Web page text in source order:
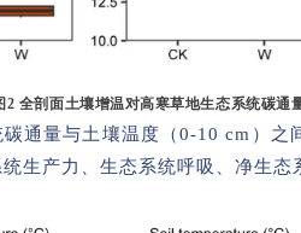
2 全剖面土壤增温对高寒草地生态系统碳通
通量与土壤温度（0-10 cm）之
生产力、生态系统呼吸、净生态